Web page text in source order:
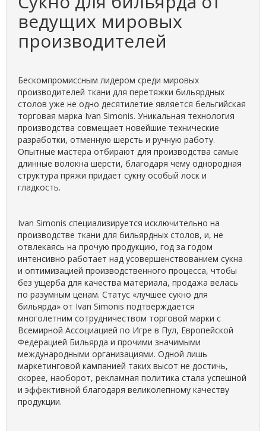
ведущих мировых
производителей
Бескомпромиссным лидером среди мировых
производителей ткани для перетяжки бильярдных
столов уже не одно десятилетие является бельгийская
торговая марка Ivan Simonis. Уникальная технология
производства совмещает новейшие технические
разработки, отменную шерсть и ручную работу.
Опытные мастера отбирают для производства самые
длинные волокна шерсти, благодаря чему однородная
структура пряжи придает сукну особый лоск и
гладкость.
Ivan Simonis специализируется исключительно на
производстве ткани для бильярдных столов, и, не
отвлекаясь на прочую продукцию, год за годом
интенсивно работает над усовершенствованием сукна
и оптимизацией производственного процесса, чтобы
без ущерба для качества материала, продажа велась
по разумным ценам. Статус «лучшее сукно для
бильярда» от Ivan Simonis подтверждается
многолетним сотрудничеством торговой марки с
Всемирной Ассоциацией по Игре в Пул, Европейской
Федерацией Бильярда и прочими значимыми
международными организациями. Одной лишь
маркетинговой кампанией таких высот не достичь,
скорее, наоборот, рекламная политика стала успешной
и эффективной благодаря великолепному качеству
продукции.